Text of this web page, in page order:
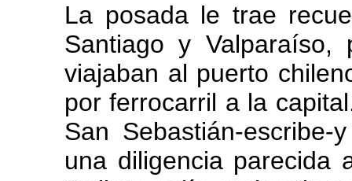
La posada le trae
Santiago y
viajaban al puerto
por ferrocarril a la
San Sebastián-
una diligencia parecida